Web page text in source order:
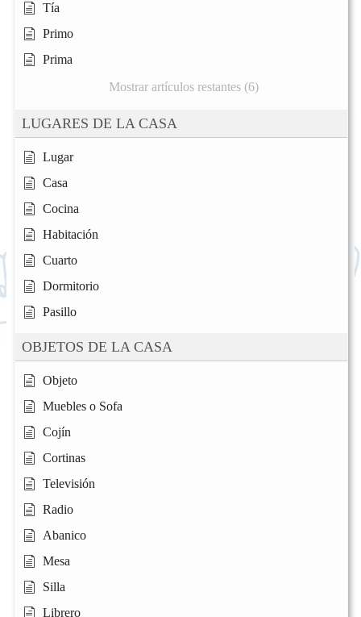
Tía
Primo
Prima
Mostrar artículos restantes (6)
LUGARES DE LA CASA
Lugar
Casa
Cocina
Habitación
Cuarto
Dormitorio
Pasillo
OBJETOS DE LA CASA
Objeto
Muebles o Sofa
Cojín
Cortinas
Televisión
Radio
Abanico
Mesa
Silla
Librero